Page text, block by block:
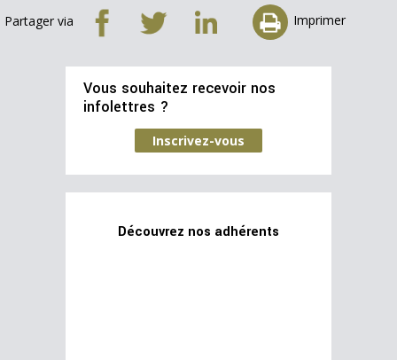
Partager via Imprimer
Vous souhaitez recevoir nos
infolettres ?
Inscrivez-vous
Découvrez nos adhérents